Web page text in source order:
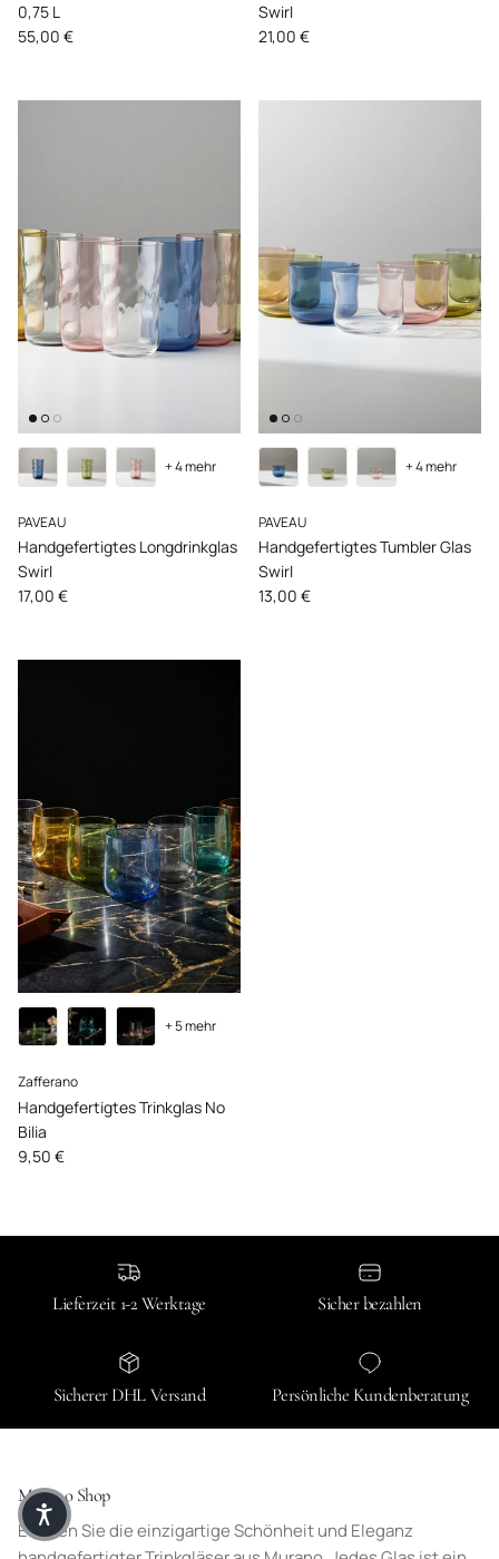
0,75 L
Normaler Preis
55,00 €
Swirl
Normaler Preis
21,00 €
PAVEAU
Handgefertigtes Longdrinkglas
Swirl
Normaler Preis
17,00 €
+ 4 mehr
PAVEAU
Handgefertigtes Tumbler Glas
Swirl
Normaler Preis
13,00 €
+ 4 mehr
Zafferano
Handgefertigtes Trinkglas No
Bilia
Normaler Preis
9,50 €
+ 5 mehr
Lieferzeit 1-2 Werktage Sicher bezahlen
Sicherer DHL Versand Persönliche Kundenberatung
Murano Shop
Erleben Sie die einzigartige Schönheit und Eleganz